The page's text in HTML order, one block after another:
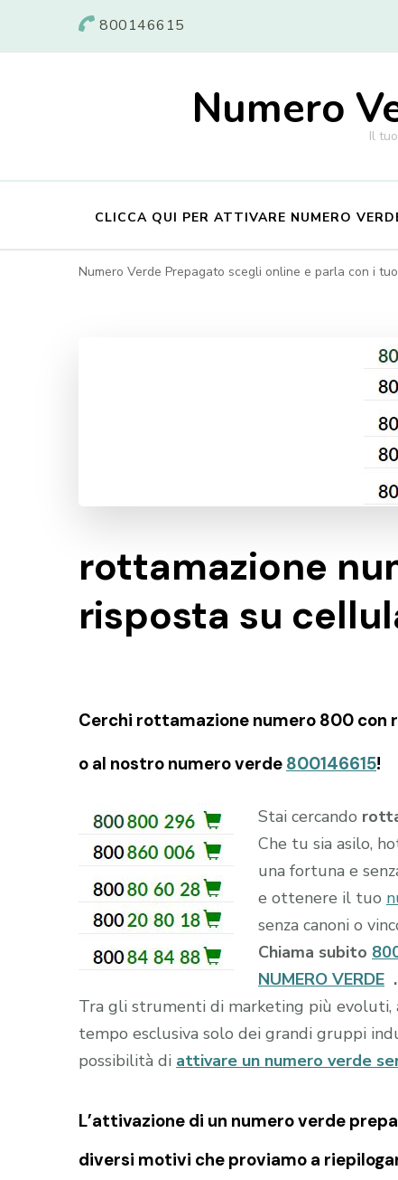
800146615
Numero Il
CLICCA QUI PER ATTIVARE NUMERO
Numero Verde Prepagato scegli online e parla con i
rottamazione
risposta su
Cerchi rottamazione numero 800 con
o al nostro numero verde 800146615!
Stai cercando
Che tu sia asilo,
una fortuna e
e ottenere il tuo
senza canoni o
Chiama subito
NUMERO VERDE .
Tra gli strumenti di marketing più evoluti,
tempo esclusiva solo dei grandi gruppi
possibilità di attivare un numero verde
L’attivazione di un numero verde
diversi motivi che proviamo a